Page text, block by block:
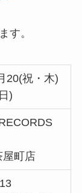
す。
20(祝・木)
)
屋町店